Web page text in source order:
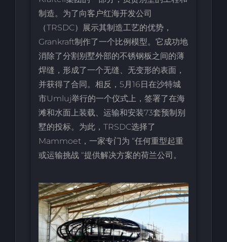
制造。为了向客户红海开发公司
（TRSDC）展示其制造工艺的优势，
Grankraft制作了一个比例模型。它成功地
消除了分割别墅外部的不锈钢板之间的薄
焊缝，形成了一个无缝、无变形的表面，
并获得了合同。相反，5月16日在沙特城
市Umluj举行的一个仪式上，签署了在海
滩和水面上装载、运输和安装73套预制别
墅的投标。为此，TRSDC选择了
Mammoet，一家专门为 “任何重型起重
或运输挑战 “提供解决方案的荷兰公司。